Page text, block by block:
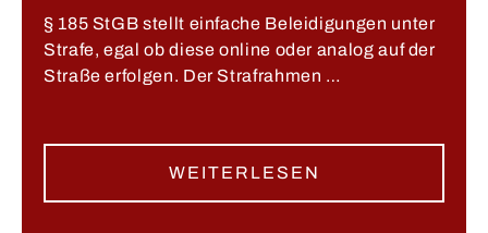
§ 185 StGB stellt einfache Beleidigungen unter
Strafe, egal ob diese online oder analog auf der
Straße erfolgen. Der Strafrahmen …
WEITERLESEN